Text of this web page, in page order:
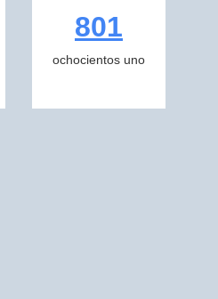
801
ochocientos uno